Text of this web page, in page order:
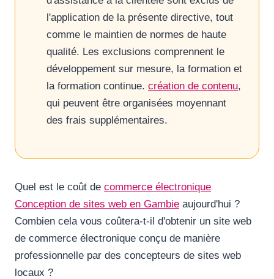
l'application de la présente directive, tout
comme le maintien de normes de haute
qualité. Les exclusions comprennent le
développement sur mesure, la formation et
la formation continue. création de contenu,
qui peuvent être organisées moyennant
des frais supplémentaires.
Quel est le coût de commerce électronique
Conception de sites web en Gambie aujourd'hui ?
Combien cela vous coûtera-t-il d'obtenir un site web
de commerce électronique conçu de manière
professionnelle par des concepteurs de sites web
locaux ?